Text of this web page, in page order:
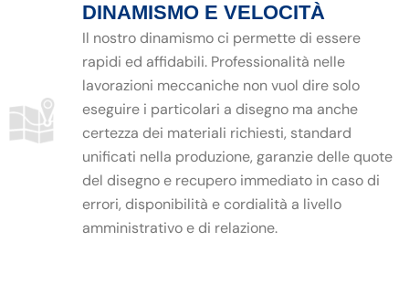
DINAMISMO E VELOCITÀ
Il nostro dinamismo ci permette di essere
rapidi ed affidabili. Professionalità nelle
lavorazioni meccaniche non vuol dire solo
eseguire i particolari a disegno ma anche
certezza dei materiali richiesti, standard
unificati nella produzione, garanzie delle quote
del disegno e recupero immediato in caso di
errori, disponibilità e cordialità a livello
amministrativo e di relazione.